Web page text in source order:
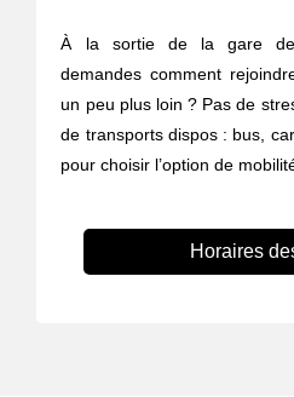
À la sortie de la gare de
demandes comment
un peu plus loin ? Pas de
de transports dispos : bus,
pour choisir l’option de
Horaires